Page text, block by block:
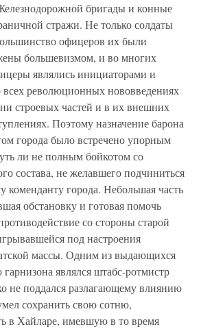
бригады и конные
стражи. Не только солдаты
офицеров их были
большевизмом, и во многих
являлись инициаторами и
всех революционных нововведениях
строевых частей и в их внешних
Поэтому назначение барона
города было встречено упорным
ли не полным бойкотом со
состава, не желавшего подчиниться
коменданту города. Небольшая часть
обстановку и готовая помочь
со стороны старой
под настроения
массы. Одним из выдающихся
являлся штабс-ротмистр
не поддался разлагающему влиянию
сохранить свою сотню,
в Хайларе, имевшую в то время